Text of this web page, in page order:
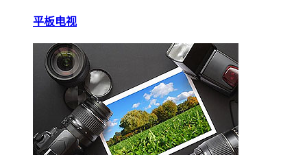
平板电视